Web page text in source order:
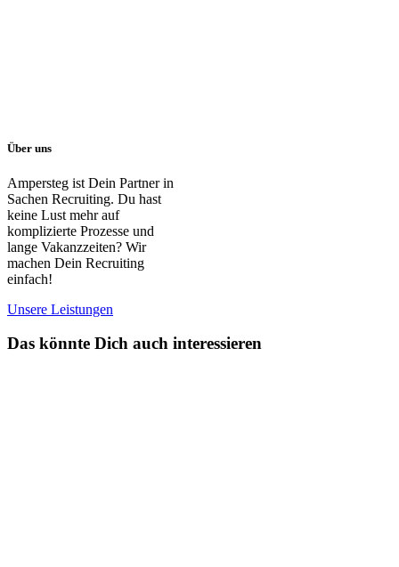
Über uns
Ampersteg ist Dein Partner in
Sachen Recruiting. Du hast
keine Lust mehr auf
komplizierte Prozesse und
lange Vakanzzeiten? Wir
machen Dein Recruiting
einfach!
Unsere Leistungen
Das könnte Dich auch interessieren